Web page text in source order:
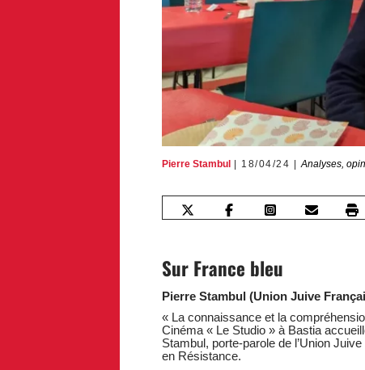
Pierre Stambul 18/04/24 Analyses,
Sur France bleu
Pierre Stambul (Union Juive
« La connaissance et la
Cinéma « Le Studio » à Bastia
Stambul, porte-parole de l’Union
en Résistance.